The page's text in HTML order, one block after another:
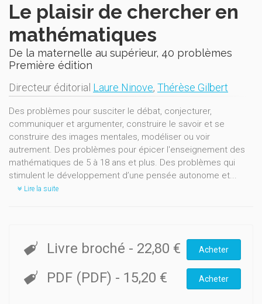
Le plaisir de chercher en
mathématiques
De la maternelle au supérieur, 40 problèmes
Première édition
Directeur éditorial Laure Ninove, Thérèse Gilbert
Des problèmes pour susciter le débat, conjecturer,
communiquer et argumenter, construire le savoir et se
construire des images mentales, modéliser ou voir
autrement. Des problèmes pour épicer l'enseignement des
mathématiques de 5 à 18 ans et plus. Des problèmes qui
stimulent le développement d’une pensée autonome et...
Lire la suite
Livre broché - 22,80 € Acheter
PDF (PDF) - 15,20 € Acheter